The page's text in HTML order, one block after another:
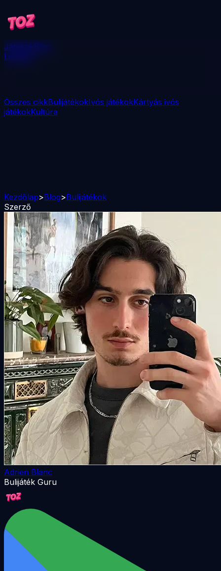
JátékokBlog
Letöltés
Összes cikkBulijátékokIvós játékokKártyás ivós
játékokKultúra
Kezdőlap>Blog>Bulijátékok
Szerző
Adrien Blanc
Bulijáték Guru